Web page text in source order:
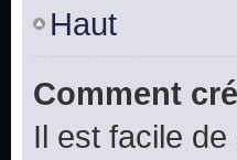
Haut
Comment
Il est facile